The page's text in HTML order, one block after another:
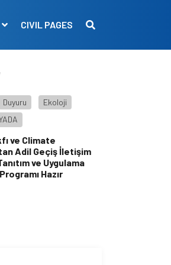
CIVIL PAGES
Duyuru
Ekoloji
ve Climate
Adil Geçiş İletişim
ve Uygulama
Hazır